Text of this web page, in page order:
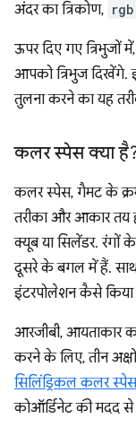
अंदर का त्रिकोण,
ऊपर दिए गए त्रिभुजों
आपको त्रिभुज दिखेंगे.
तुलना करने का यह
कलर स्पेस क्या
कलर स्पेस, गैमट के
तरीका और आकार तय
क्यूब या सिलेंडर. रंगों
दूसरे के बगल में हैं. साथ
इंटरपोलेशन कैसे किया
आरजीबी, आयताकार
करने के लिए, तीन
सिलिंड्रिकल कलर स्पेस
कोऑर्डिनेट की मदद